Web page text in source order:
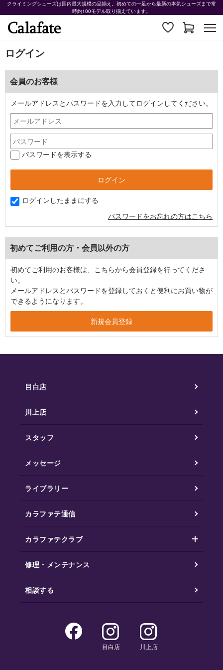
クライミングシューズは国内最大規模の品揃え。初めての一足から最新の本気シューズまで常
時約100モデル取り揃えています。
ログイン
会員のお客様
メールアドレスとパスワードを入力してログインしてください。
パスワードを表示する
ログインしたままにする
パスワードをお忘れの方はこちら
初めてご利用の方・会員以外の方
初めてご利用のお客様は、こちらから会員登録を行ってくださ
い。
メールアドレスとパスワードを登録しておくと便利にお買い物が
できるようになります。
目白店
川上店
スタッフ
メッセージ
ライブラリー
カラファテ通信
カラファテクラブ
修理・メンテナンス
相談する
目白店 川上店